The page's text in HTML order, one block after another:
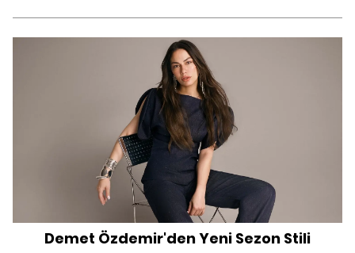
Demet Özdemir'den Yeni Sezon Stili